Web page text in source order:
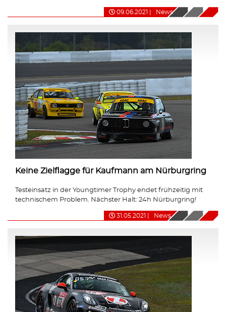
09.06.2021 News
Keine Zielflagge für Kaufmann am Nürburgring
Testeinsatz in der Youngtimer Trophy endet frühzeitig mit
technischem Problem. Nächster Halt: 24h Nürburgring!
31.05.2021 News